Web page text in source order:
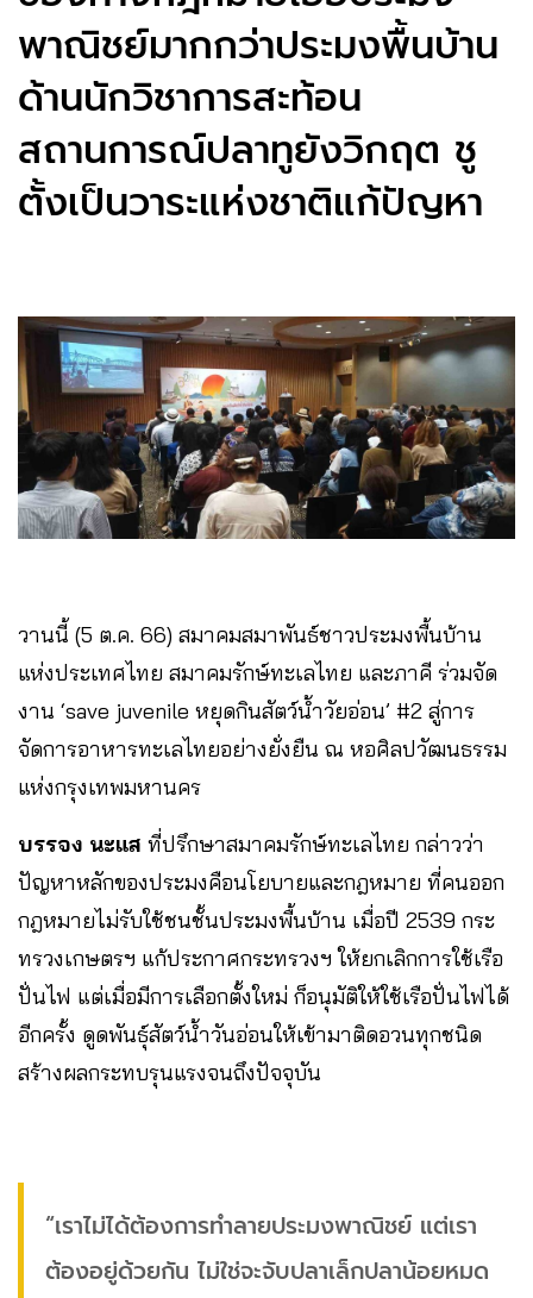
พาณิชย์มากกว่าประมงพื้นบ้าน
ด้านนักวิชาการสะท้อน
สถานการณ์ปลาทูยังวิกฤต ชู
ตั้งเป็นวาระแห่งชาติแก้ปัญหา
วานนี้ (5 ต.ค. 66) สมาคมสมาพันธ์ชาวประมงพื้นบ้าน
แห่งประเทศไทย สมาคมรักษ์ทะเลไทย และภาคี ร่วมจัด
งาน ‘save juvenile หยุดกินสัตว์น้ำวัยอ่อน’ #2 สู่การ
จัดการอาหารทะเลไทยอย่างยั่งยืน ณ หอศิลปวัฒนธรรม
แห่งกรุงเทพมหานคร
บรรจง นะแส ที่ปรึกษาสมาคมรักษ์ทะเลไทย กล่าวว่า
ปัญหาหลักของประมงคือนโยบายและกฎหมาย ที่คนออก
กฎหมายไม่รับใช้ชนชั้นประมงพื้นบ้าน เมื่อปี 2539 กระ
ทรวงเกษตรฯ แก้ประกาศกระทรวงฯ ให้ยกเลิกการใช้เรือ
ปั่นไฟ แต่เมื่อมีการเลือกตั้งใหม่ ก็อนุมัติให้ใช้เรือปั่นไฟได้
อีกครั้ง ดูดพันธุ์สัตว์น้ำวันอ่อนให้เข้ามาติดอวนทุกชนิด
สร้างผลกระทบรุนแรงจนถึงปัจจุบัน
“เราไม่ได้ต้องการทำลายประมงพาณิชย์ แต่เรา
ต้องอยู่ด้วยกัน ไม่ใช่จะจับปลาเล็กปลาน้อยหมด